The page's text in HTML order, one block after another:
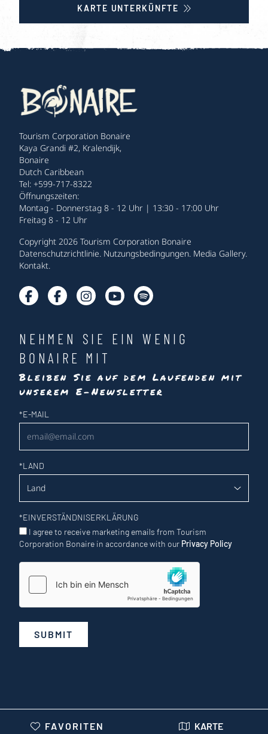
KARTE UNTERKÜNFTE
Tourism Corporation Bonaire
Kaya Grandi #2, Kralendijk,
Bonaire
Dutch Caribbean
Tel: +599-717-8322
Öffnungszeiten:
Montag - Donnerstag 8 - 12 Uhr | 13:30 - 17:00 Uhr
Freitag 8 - 12 Uhr
Copyright 2026 Tourism Corporation Bonaire
Datenschutzrichtlinie. Nutzungsbedingungen. Media Gallery.
Kontakt.
NEHMEN SIE EIN WENIG
BONAIRE MIT
Bleiben Sie auf dem Laufenden mit
unserem E-Newsletter
Newsletter
*E-MAIL
*LAND
*EINVERSTÄNDNISERKLÄRUNG
I agree to receive marketing emails from Tourism
Corporation Bonaire in accordance with our Privacy Policy
SUBMIT
FAVORITEN KARTE